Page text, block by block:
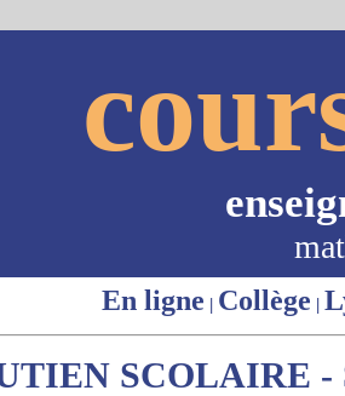
En ligne | Collège |
SCOLAIRE -